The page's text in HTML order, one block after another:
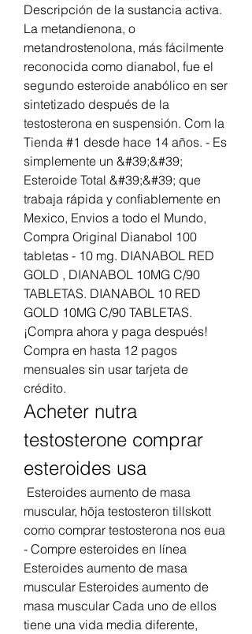
Descripción de la sustancia activa.
La metandienona, o
metandrostenolona, más fácilmente
reconocida como dianabol, fue el
segundo esteroide anabólico en ser
sintetizado después de la
testosterona en suspensión. Com la
Tienda #1 desde hace 14 años. - Es
simplemente un &#39;&#39;
Esteroide Total &#39;&#39; que
trabaja rápida y confiablemente en
Mexico, Envios a todo el Mundo,
Compra Original Dianabol 100
tabletas - 10 mg. DIANABOL RED
GOLD , DIANABOL 10MG C/90
TABLETAS. DIANABOL 10 RED
GOLD 10MG C/90 TABLETAS.
¡Compra ahora y paga después!
Compra en hasta 12 pagos
mensuales sin usar tarjeta de
crédito.
Acheter nutra
testosterone comprar
esteroides usa
muscular, höja testosteron tillskott
como comprar testosterona nos eua
- Compre esteroides en línea
Esteroides aumento de masa
muscular Esteroides aumento de
masa muscular Cada uno de ellos
tiene una vida media diferente,